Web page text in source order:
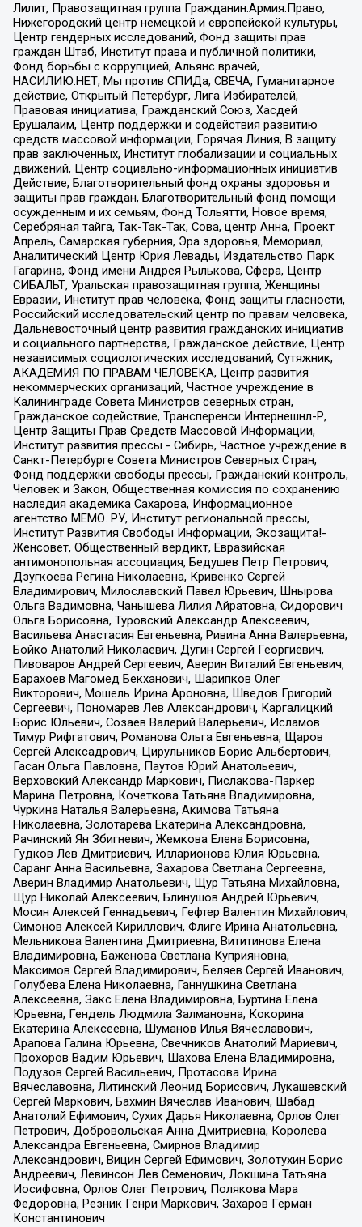
Лилит, Правозащитная группа Гражданин.Армия.Право,
Нижегородский центр немецкой и европейской культуры,
Центр гендерных исследований, Фонд защиты прав
граждан Штаб, Институт права и публичной политики,
Фонд борьбы с коррупцией, Альянс врачей,
НАСИЛИЮ.НЕТ, Мы против СПИДа, СВЕЧА, Гуманитарное
действие, Открытый Петербург, Лига Избирателей,
Правовая инициатива, Гражданский Союз, Хасдей
Ерушалаим, Центр поддержки и содействия развитию
средств массовой информации, Горячая Линия, В защиту
прав заключенных, Институт глобализации и социальных
движений, Центр социально-информационных инициатив
Действие, Благотворительный фонд охраны здоровья и
защиты прав граждан, Благотворительный фонд помощи
осужденным и их семьям, Фонд Тольятти, Новое время,
Серебряная тайга, Так-Так-Так, Сова, центр Анна, Проект
Апрель, Самарская губерния, Эра здоровья, Мемориал,
Аналитический Центр Юрия Левады, Издательство Парк
Гагарина, Фонд имени Андрея Рылькова, Сфера, Центр
СИБАЛЬТ, Уральская правозащитная группа, Женщины
Евразии, Институт прав человека, Фонд защиты гласности,
Российский исследовательский центр по правам человека,
Дальневосточный центр развития гражданских инициатив
и социального партнерства, Гражданское действие, Центр
независимых социологических исследований, Сутяжник,
АКАДЕМИЯ ПО ПРАВАМ ЧЕЛОВЕКА, Центр развития
некоммерческих организаций, Частное учреждение в
Калининграде Совета Министров северных стран,
Гражданское содействие, Трансперенси Интернешнл-Р,
Центр Защиты Прав Средств Массовой Информации,
Институт развития прессы - Сибирь, Частное учреждение в
Санкт-Петербурге Совета Министров Северных Стран,
Фонд поддержки свободы прессы, Гражданский контроль,
Человек и Закон, Общественная комиссия по сохранению
наследия академика Сахарова, Информационное
агентство МЕМО. РУ, Институт региональной прессы,
Институт Развития Свободы Информации, Экозащита!-
Женсовет, Общественный вердикт, Евразийская
антимонопольная ассоциация, Бедушев Петр Петрович,
Дзугкоева Регина Николаевна, Кривенко Сергей
Владимирович, Милославский Павел Юрьевич, Шнырова
Ольга Вадимовна, Чанышева Лилия Айратовна, Сидорович
Ольга Борисовна, Туровский Александр Алексеевич,
Васильева Анастасия Евгеньевна, Ривина Анна Валерьевна,
Бойко Анатолий Николаевич, Дугин Сергей Георгиевич,
Пивоваров Андрей Сергеевич, Аверин Виталий Евгеньевич,
Барахоев Магомед Бекханович, Шарипков Олег
Викторович, Мошель Ирина Ароновна, Шведов Григорий
Сергеевич, Пономарев Лев Александрович, Каргалицкий
Борис Юльевич, Созаев Валерий Валерьевич, Исламов
Тимур Рифгатович, Романова Ольга Евгеньевна, Щаров
Сергей Алексадрович, Цирульников Борис Альбертович,
Гасан Ольга Павловна, Паутов Юрий Анатольевич,
Верховский Александр Маркович, Пислакова-Паркер
Марина Петровна, Кочеткова Татьяна Владимировна,
Чуркина Наталья Валерьевна, Акимова Татьяна
Николаевна, Золотарева Екатерина Александровна,
Рачинский Ян Збигневич, Жемкова Елена Борисовна,
Гудков Лев Дмитриевич, Илларионова Юлия Юрьевна,
Саранг Анна Васильевна, Захарова Светлана Сергеевна,
Аверин Владимир Анатольевич, Щур Татьяна Михайловна,
Щур Николай Алексеевич, Блинушов Андрей Юрьевич,
Мосин Алексей Геннадьевич, Гефтер Валентин Михайлович,
Симонов Алексей Кириллович, Флиге Ирина Анатольевна,
Мельникова Валентина Дмитриевна, Вититинова Елена
Владимировна, Баженова Светлана Куприяновна,
Максимов Сергей Владимирович, Беляев Сергей Иванович,
Голубева Елена Николаевна, Ганнушкина Светлана
Алексеевна, Закс Елена Владимировна, Буртина Елена
Юрьевна, Гендель Людмила Залмановна, Кокорина
Екатерина Алексеевна, Шуманов Илья Вячеславович,
Арапова Галина Юрьевна, Свечников Анатолий Мариевич,
Прохоров Вадим Юрьевич, Шахова Елена Владимировна,
Подузов Сергей Васильевич, Протасова Ирина
Вячеславовна, Литинский Леонид Борисович, Лукашевский
Сергей Маркович, Бахмин Вячеслав Иванович, Шабад
Анатолий Ефимович, Сухих Дарья Николаевна, Орлов Олег
Петрович, Добровольская Анна Дмитриевна, Королева
Александра Евгеньевна, Смирнов Владимир
Александрович, Вицин Сергей Ефимович, Золотухин Борис
Андреевич, Левинсон Лев Семенович, Локшина Татьяна
Иосифовна, Орлов Олег Петрович, Полякова Мара
Федоровна, Резник Генри Маркович, Захаров Герман
Константинович